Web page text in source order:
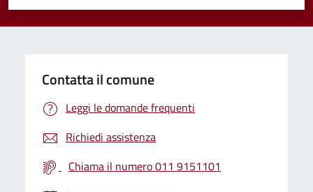
Valuta 5 stelle su 5
Valuta 4 stelle su 5
Valuta 3 stelle su 5
Valuta 2 stelle su 5
Valuta 1 stelle su 5
Contatta il comune
Leggi le domande frequenti
Richiedi assistenza
Chiama il numero 011 9151101